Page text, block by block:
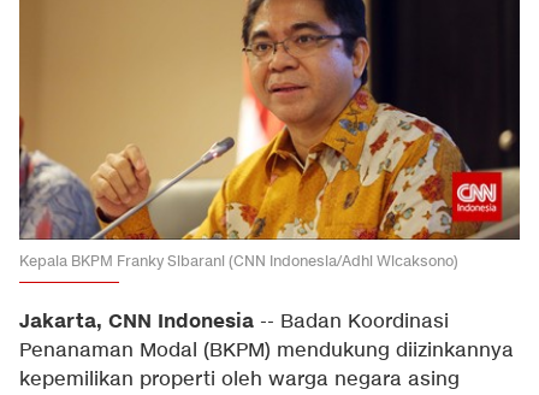
Kepala BKPM Franky Sibarani (CNN Indonesia/Adhi Wicaksono)
Jakarta, CNN Indonesia -- Badan Koordinasi
Penanaman Modal (BKPM) mendukung diizinkannya
kepemilikan properti oleh warga negara asing